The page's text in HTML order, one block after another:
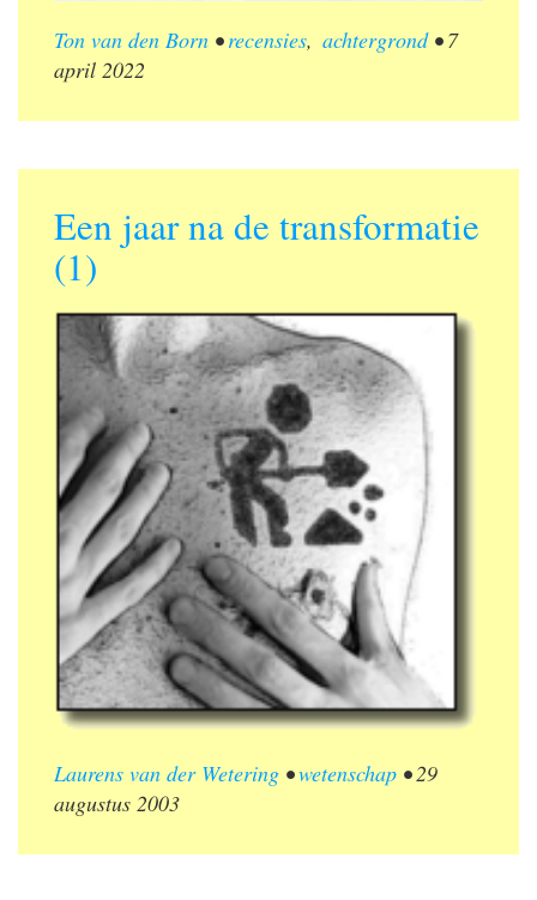
Ton van den Born •recensies, achtergrond•7
april 2022
Een jaar na de transformatie
(1)
Laurens van der Wetering •wetenschap •29
augustus 2003